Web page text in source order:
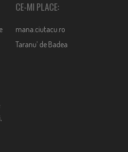
CE-MI PLACE:
mana.ciutacu.ro
Taranu’ de Badea